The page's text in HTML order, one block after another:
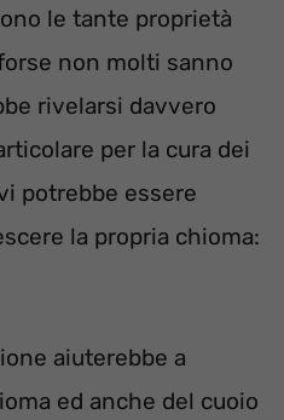
le tante proprietà
non molti sanno
rivelarsi davvero
per la cura dei
potrebbe essere
la propria chioma:
aiuterebbe a
ed anche del cuoio